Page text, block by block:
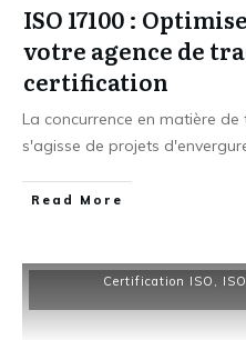
ISO 17100 :
votre agence de
certification
La concurrence en matière
s'agisse de projets
Read More
Certification ISO , ISO